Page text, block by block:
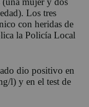
Los tres
con heridas de
la Policía Local
dio positivo en
l) y en el test de